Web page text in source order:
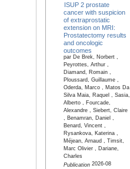
ISUP 2 prostate
cancer with suspicion
of extraprostatic
extension on MRI:
Prostatectomy results
and oncologic
outcomes
par De Brek, Norbert ,
Peyrottes, Arthur ,
Diamand, Romain ,
Ploussard, Guillaume ,
Oderda, Marco , Matos Da
Silva Maia, Raquel , Sasia,
Alberto , Fourcade,
Alexandre , Siebert, Claire
, Benamran, Daniel ,
Benard, Vincent ,
Rysankova, Katerina ,
Méjean, Arnaud , Timsit,
Marc Olivier , Dariane,
Charles
Publication2026-08